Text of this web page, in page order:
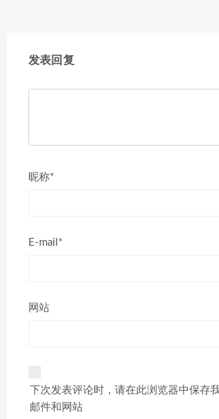
发表回复
昵称*
E-mail*
网站
下次发表评论时，请在此浏览器中保存
邮件和网站